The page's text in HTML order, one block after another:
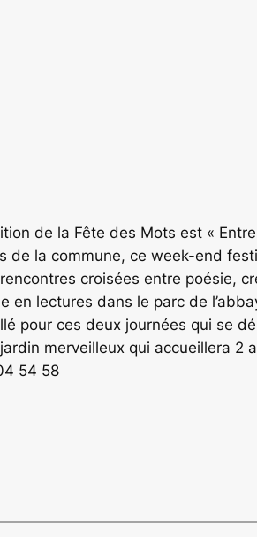
de la Fête des Mots est «
de la commune, ce week-end
croisées entre poésie,
en lectures dans le parc de
pour ces deux journées qui se
merveilleux qui accueillera 2
54 58